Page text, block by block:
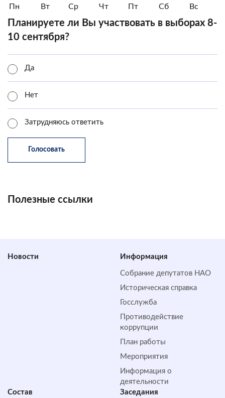
Пн Вт Ср Чт Пт Сб Вс
Планируете ли Вы участвовать в выборах 8-
10 сентября?
Да
Нет
Затрудняюсь ответить
Полезные ссылки
Новости Информация
Собрание депутатов НАО
Историческая справка
Госслужба
Противодействие
коррупции
План работы
Мероприятия
Информация о
деятельности
Состав
Заседания